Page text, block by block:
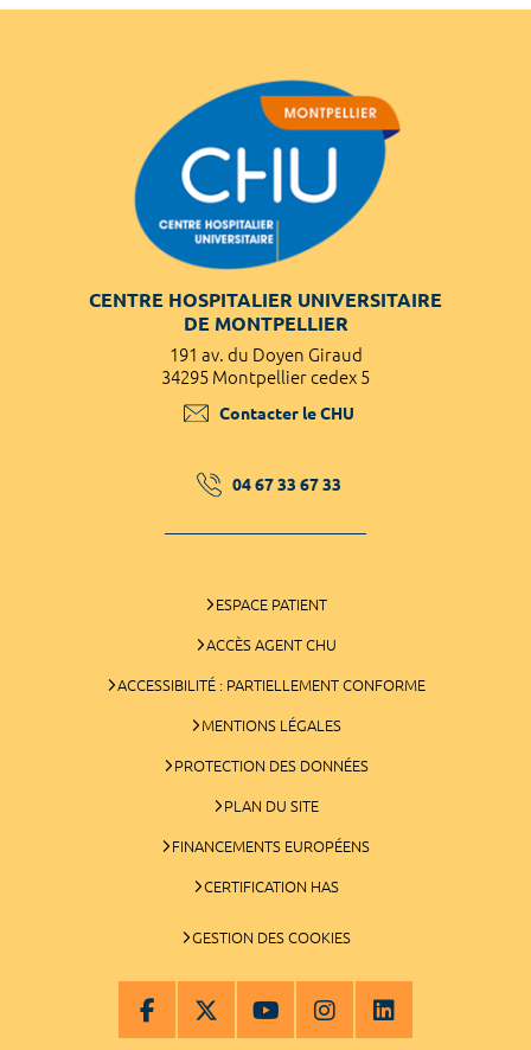
CENTRE HOSPITALIER UNIVERSITAIRE
DE MONTPELLIER
191 av. du Doyen Giraud
34295 Montpellier cedex 5
Contacter le CHU
04 67 33 67 33
ESPACE PATIENT
ACCÈS AGENT CHU
ACCESSIBILITÉ : PARTIELLEMENT CONFORME
MENTIONS LÉGALES
PROTECTION DES DONNÉES
PLAN DU SITE
FINANCEMENTS EUROPÉENS
CERTIFICATION HAS
GESTION DES COOKIES